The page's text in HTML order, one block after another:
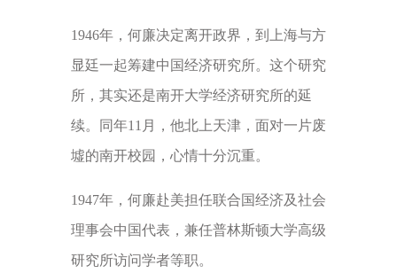
1946年，何廉决定离开政界，到上海与方
显廷一起筹建中国经济研究所。这个研究
所，其实还是南开大学经济研究所的延
续。同年11月，他北上天津，面对一片废
墟的南开校园，心情十分沉重。
1947年，何廉赴美担任联合国经济及社会
理事会中国代表，兼任普林斯顿大学高级
研究所访问学者等职。